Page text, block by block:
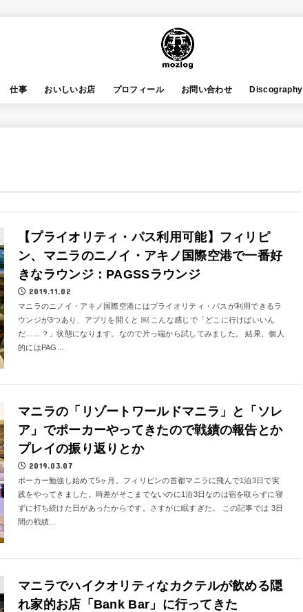
仕事 おいしいお店 プロフィール お問い合わせ Discography
【プライオリティ・パス利用可能】フィリピ
ン、マニラのニノイ・アキノ国際空港で一番好
きなラウンジ：PAGSSラウンジ
2019.11.02
マニラのニノイ・アキノ国際空港にはプライオリティ・パスが利用できるラ
ウンジが3つあり、アプリを開くと ￼ こんな感じで「どこに行けばいいん
だ……？」状態になります。なので片っ端から試してみました。 結果、個人
的にはPAG...
マニラの「リゾートワールドマニラ」と「ソレ
ア」でポーカーやってきたので戦績の報告とか
プレイの振り返りとか
2019.03.07
ポーカー勉強し始めて5ヶ月。フィリピンの首都マニラに飛んで1泊3日で実
践をやってきました。時差がそこまでないのに1泊3日なのは宿を取らずに寝
ずに打ち続けた日があったからです。さすがに眠すぎた。 この記事では 3日
間の戦績...
マニラでハイクオリティなカクテルが飲める隠
れ家的お店「Bank Bar」に行ってきた